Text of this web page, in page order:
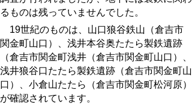
るものは残っていませんでした。
19世紀のものは、山口狼谷鉄山（倉吉市
関金町山口）、浅井本谷奥たたら製鉄遺跡
（倉吉市関金町浅井（倉吉市関金町山口）、
浅井狼谷口たたら製鉄遺跡（倉吉市関金町山
口）、小倉山たたら（倉吉市関金町松河原）
が確認されています。